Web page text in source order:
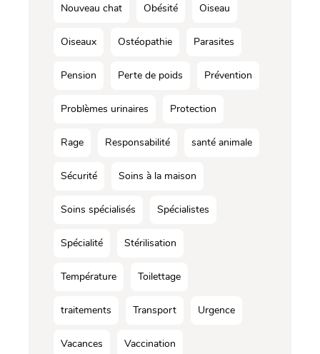
Nouveau chat Obésité Oiseau
Oiseaux Ostéopathie Parasites
Pension Perte de poids Prévention
Problèmes urinaires Protection
Rage Responsabilité santé animale
Sécurité Soins à la maison
Soins spécialisés Spécialistes
Spécialité Stérilisation
Température Toilettage
traitements Transport Urgence
Vacances Vaccination